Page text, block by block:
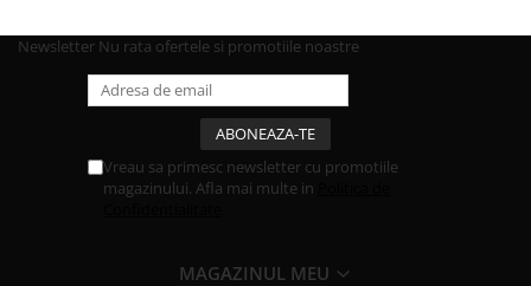
Newsletter Nu rata ofertele si promotiile noastre
Vreau sa primesc newsletter cu promotiile
magazinului. Afla mai multe in
MAGAZINUL MEU